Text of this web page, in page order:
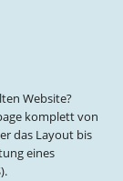
Website?
komplett von
das Layout bis
eines